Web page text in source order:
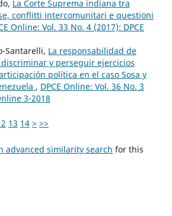
La Corte Suprema indiana tra
conflitti intercomunitari e questioni
Online: Vol. 33 No. 4 (2017): DPCE
Santarelli, La responsabilidad de
y perseguir ejercicios
política en el caso Sosa y
, DPCE Online: Vol. 36 No. 3
3-2018
13 14 > >>
advanced similarity search for this